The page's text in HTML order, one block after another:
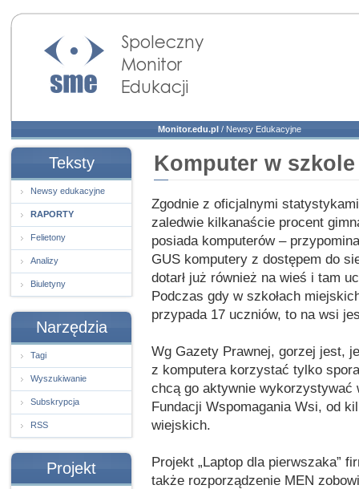
Społeczny Monitor
Edukacji
Monitor.edu.pl / Newsy Edukacyjne
Teksty
Newsy edukacyjne
RAPORTY
Felietony
Analizy
Biuletyny
Narzędzia
Tagi
Wyszukiwanie
Subskrypcja
RSS
Projekt
Komputer w
Zgodnie z oficjalnymi
zaledwie kilkanaście procent
posiada komputerów –
GUS komputery z dostępem do
dotarł już również na wieś i tam
Podczas gdy w szkołach
przypada 17 uczniów, to na wsi
Wg Gazety Prawnej, gorzej jest,
z komputera korzystać tylko
chcą go aktywnie
Fundacji Wspomagania Wsi, od
wiejskich.
Projekt „Laptop dla pierwszaka”
także rozporządzenie MEN